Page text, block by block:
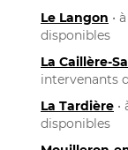
Le Langon •
disponibles
La Caillère-
intervenants
La Tardière
disponibles